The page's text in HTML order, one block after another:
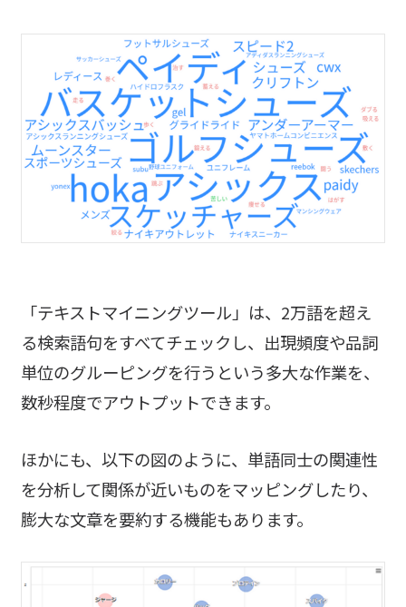
「テキストマイニングツール」は、2万語を超え
る検索語句をすべてチェックし、出現頻度や品詞
単位のグルーピングを行うという多大な作業を、
数秒程度でアウトプットできます。
ほかにも、以下の図のように、単語同士の関連性
を分析して関係が近いものをマッピングしたり、
膨大な文章を要約する機能もあります。